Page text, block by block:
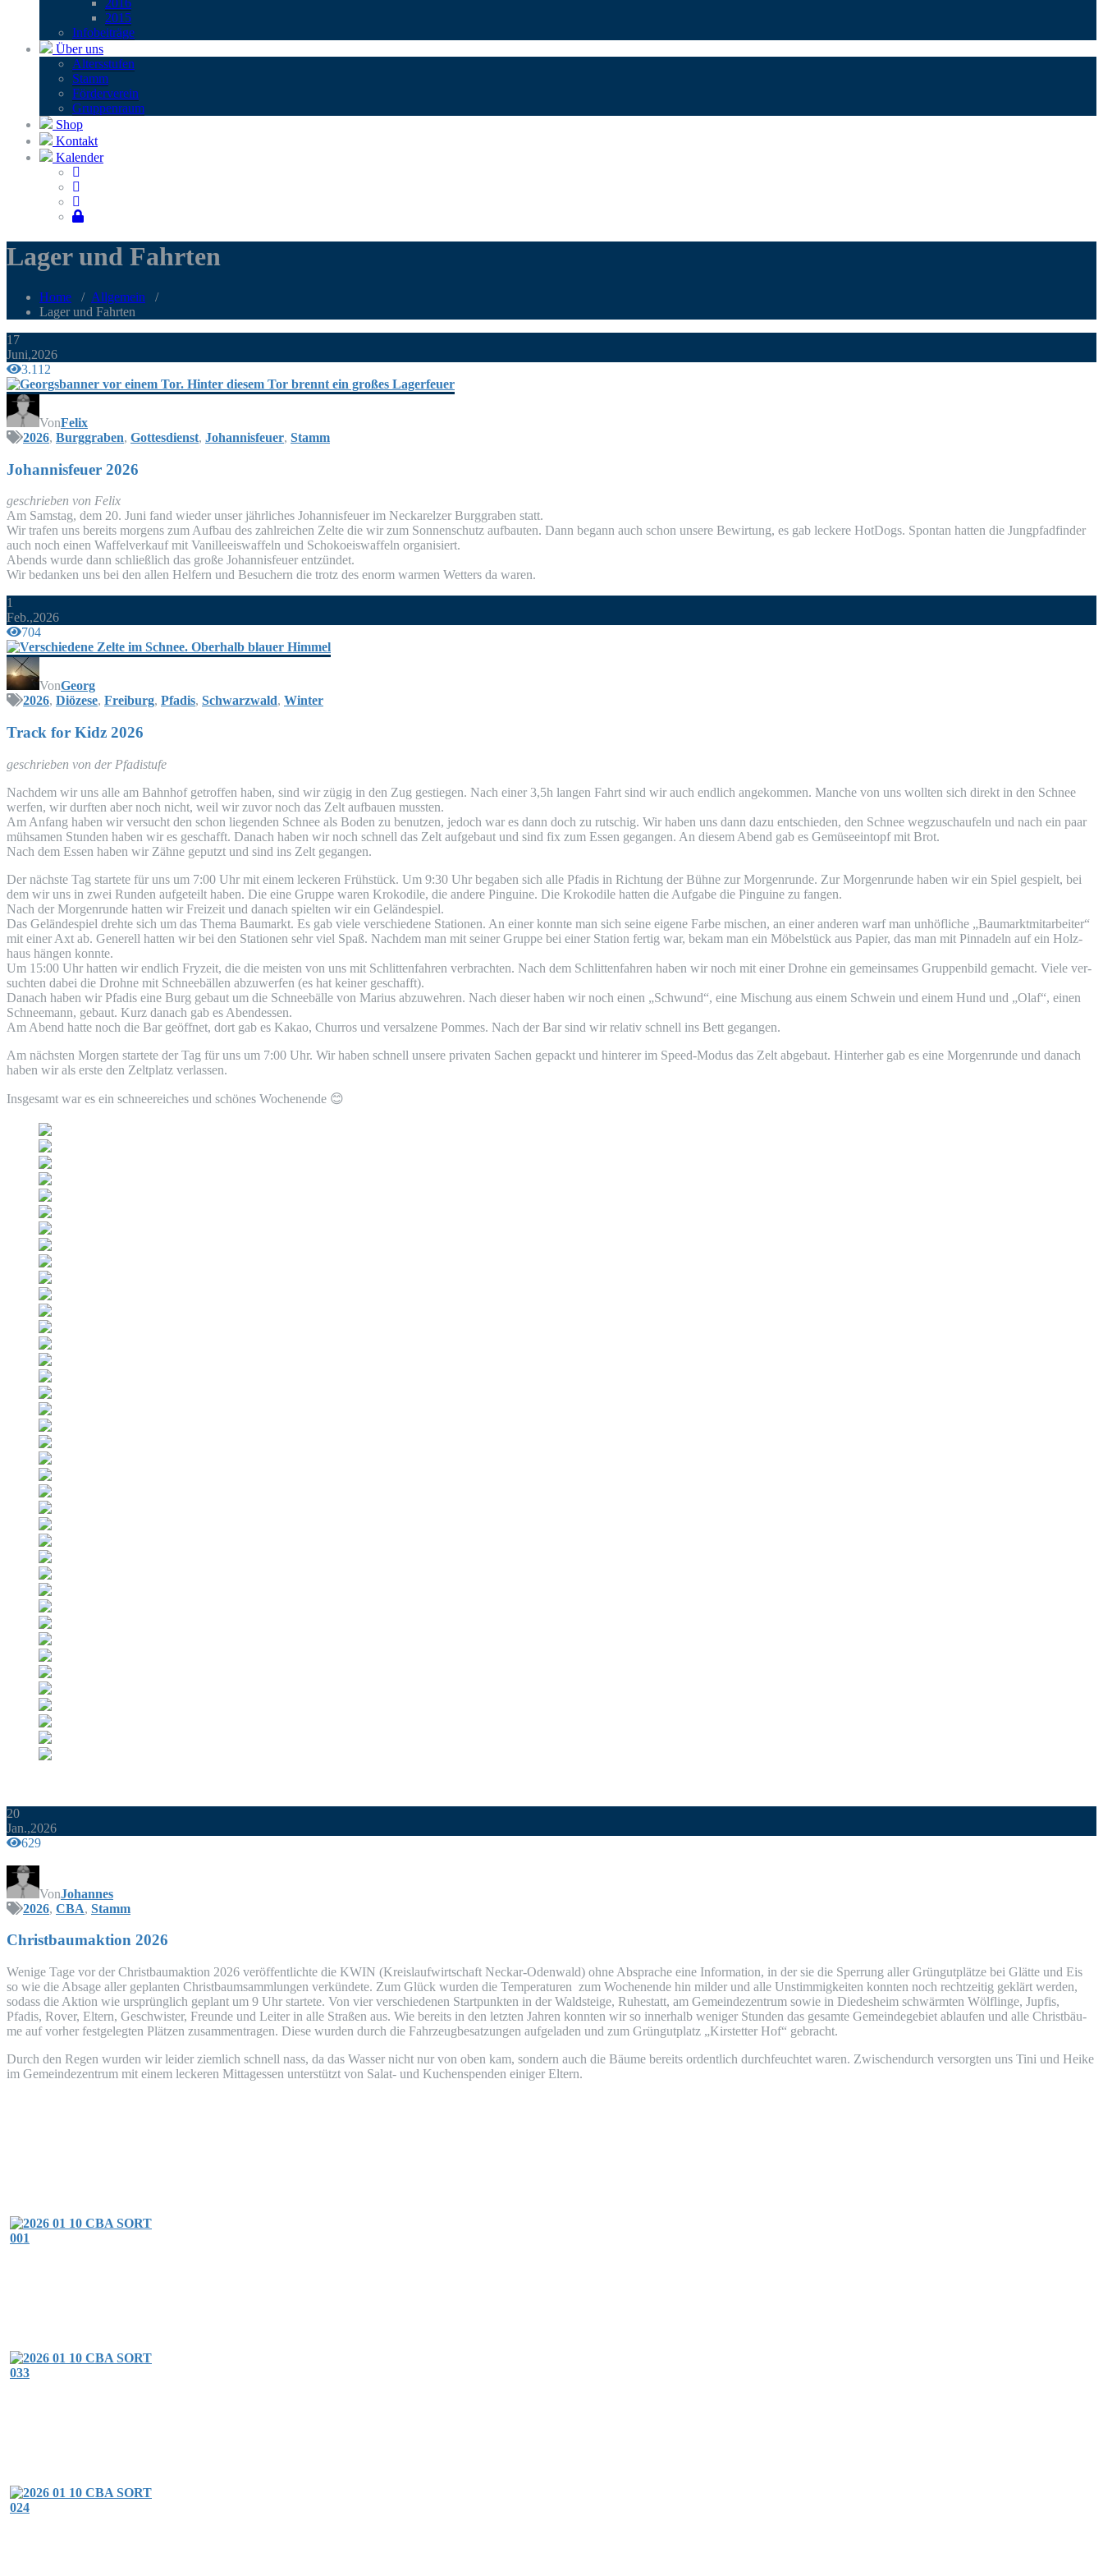
2016
2015
Infobei­trä­ge
Über uns
Alters­stu­fen
Stamm
För­der­ver­ein
Grup­pen­raum
Shop
Kontakt
Kalender
Lager und Fahrten
Home / Allgemein /
Lager und Fahrten
17
Juni,2026
3.112
VonFelix
2026, Burggraben, Gottesdienst, Johannisfeuer, Stamm
Johan­nis­feu­er 2026
geschrie­ben von Felix
Am Sams­tag, dem 20. Juni fand wie­der unser jähr­li­ches Johan­nis­feu­er im Nec­kar­el­zer Burg­gra­ben statt.
Wir tra­fen uns bereits mor­gens zum Auf­bau des zahl­rei­chen Zel­te die wir zum Son­nen­schutz auf­bau­ten. Dann begann auch schon unse­re Bewir­tung, es gab lecke­re Hot­Dogs. Spon­tan hat­ten die Jung­pfad­fin­der
auch noch einen Waf­fel­ver­kauf mit Vanil­le­eis­waf­feln und Scho­ko­eis­waf­feln organisiert.
Abends wur­de dann schließ­lich das gro­ße Johan­nis­feu­er entzündet.
Wir bedan­ken uns bei den allen Hel­fern und Besu­chern die trotz des enorm war­men Wet­ters da waren.
1
Feb.,2026
704
VonGeorg
2026, Diözese, Freiburg, Pfadis, Schwarzwald, Winter
Track for Kidz 2026
geschrie­ben von der Pfadistufe
Nach­dem wir uns alle am Bahn­hof getrof­fen haben, sind wir zügig in den Zug gestie­gen. Nach einer 3,5h lan­gen Fahrt sind wir auch end­lich ange­kom­men. Man­che von uns woll­ten sich direkt in den Schnee
wer­fen, wir durf­ten aber noch nicht, weil wir zuvor noch das Zelt auf­bau­en mussten.
Am Anfang haben wir ver­sucht den schon lie­gen­den Schnee als Boden zu benut­zen, jedoch war es dann doch zu rut­schig. Wir haben uns dann dazu ent­schie­den, den Schnee weg­zu­schau­feln und nach ein paar
müh­sa­men Stun­den haben wir es geschafft. Danach haben wir noch schnell das Zelt auf­ge­baut und sind fix zum Essen gegan­gen. An die­sem Abend gab es Gemü­se­ein­topf mit Brot.
Nach dem Essen haben wir Zäh­ne geputzt und sind ins Zelt gegangen.
Der nächs­te Tag star­te­te für uns um 7:00 Uhr mit einem lecke­ren Früh­stück. Um 9:30 Uhr bega­ben sich alle Pfadis in Rich­tung der Büh­ne zur Mor­gen­run­de. Zur Mor­gen­run­de haben wir ein Spiel gespielt, bei
dem wir uns in zwei Run­den auf­ge­teilt haben. Die eine Grup­pe waren Kro­ko­di­le, die ande­re Pin­gui­ne. Die Kro­ko­di­le hat­ten die Auf­ga­be die Pin­gui­ne zu fangen.
Nach der Mor­gen­run­de hat­ten wir Frei­zeit und danach spiel­ten wir ein Geländespiel.
Das Gelän­de­spiel dreh­te sich um das The­ma Bau­markt. Es gab vie­le ver­schie­de­ne Sta­tio­nen. An einer konn­te man sich sei­ne eige­ne Far­be mischen, an einer ande­ren warf man unhöf­li­che „Bau­markt­mit­ar­bei­ter“
mit einer Axt ab. Gene­rell hat­ten wir bei den Sta­tio­nen sehr viel Spaß. Nach­dem man mit sei­ner Grup­pe bei einer Sta­ti­on fer­tig war, bekam man ein Möbel­stück aus Papier, das man mit Pin­na­deln auf ein Holz­
haus hän­gen konnte.
Um 15:00 Uhr hat­ten wir end­lich Fry­zeit, die die meis­ten von uns mit Schlit­ten­fah­ren ver­brach­ten. Nach dem Schlit­ten­fah­ren haben wir noch mit einer Droh­ne ein gemein­sa­mes Grup­pen­bild gemacht. Vie­le ver­
such­ten dabei die Droh­ne mit Schnee­bäl­len abzu­wer­fen (es hat kei­ner geschafft).
Danach haben wir Pfadis eine Burg gebaut um die Schnee­bäl­le von Mari­us abzu­weh­ren. Nach die­ser haben wir noch einen „Schwund“, eine Mischung aus einem Schwein und einem Hund und „Olaf“, einen
Schnee­mann, gebaut. Kurz danach gab es Abendessen.
Am Abend hat­te noch die Bar geöff­net, dort gab es Kakao, Chur­ros und ver­sal­ze­ne Pom­mes. Nach der Bar sind wir rela­tiv schnell ins Bett gegangen.
Am nächs­ten Mor­gen star­te­te der Tag für uns um 7:00 Uhr. Wir haben schnell unse­re pri­va­ten Sachen gepackt und hin­te­rer im Speed-Modus das Zelt abge­baut. Hin­ter­her gab es eine Mor­gen­run­de und danach
haben wir als ers­te den Zelt­platz verlassen.
Ins­ge­samt war es ein schnee­rei­ches und schö­nes Wochen­en­de 😊
20
Jan.,2026
629
VonJohannes
2026, CBA, Stamm
Christ­baum­ak­ti­on 2026
Weni­ge Tage vor der Christ­baum­ak­ti­on 2026 ver­öf­fent­lich­te die KWIN (Kreis­lauf­wirt­schaft Neckar-Oden­wald) ohne Abspra­che eine Infor­ma­ti­on, in der sie die Sper­rung aller Grün­gut­plät­ze bei Glät­te und Eis
so wie die Absa­ge aller geplan­ten Christ­baumsamm­lun­gen ver­kün­de­te. Zum Glück wur­den die Tem­pe­ra­tu­ren zum Wochen­en­de hin mil­der und alle Unstim­mig­kei­ten konn­ten noch recht­zei­tig geklärt wer­den,
sodass die Akti­on wie ursprüng­lich geplant um 9 Uhr star­te­te. Von vier ver­schie­de­nen Start­punk­ten in der Wald­stei­ge, Ruhe­statt, am Gemein­de­zen­trum sowie in Diedes­heim schwärm­ten Wöl­f­lin­ge, Jup­fis,
Pfadis, Rover, Eltern, Geschwis­ter, Freun­de und Lei­ter in alle Stra­ßen aus. Wie bereits in den letz­ten Jah­ren konn­ten wir so inner­halb weni­ger Stun­den das gesam­te Gemein­de­ge­biet ablau­fen und alle Christ­bäu­
me auf vor­her fest­ge­leg­ten Plät­zen zusam­men­tra­gen. Die­se wur­den durch die Fahr­zeug­be­sat­zun­gen auf­ge­la­den und zum Grün­gut­platz „Kir­stet­ter Hof“ gebracht.
Durch den Regen wur­den wir lei­der ziem­lich schnell nass, da das Was­ser nicht nur von oben kam, son­dern auch die Bäu­me bereits ordent­lich durch­feuch­tet waren. Zwi­schen­durch ver­sorg­ten uns Tini und Hei­ke
im Gemein­de­zen­trum mit einem lecke­ren Mit­tag­essen unter­stützt von Salat- und Kuchen­spen­den eini­ger Eltern.